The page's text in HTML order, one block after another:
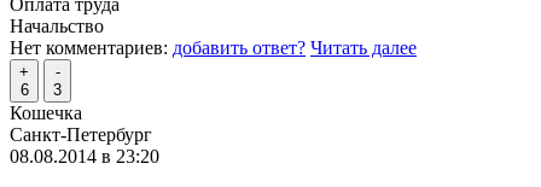
Начальство
Нет комментариев: добавить ответ? Читать далее
+
6
-
3
Кошечка
Санкт-Петербург
08.08.2014 в 23:20